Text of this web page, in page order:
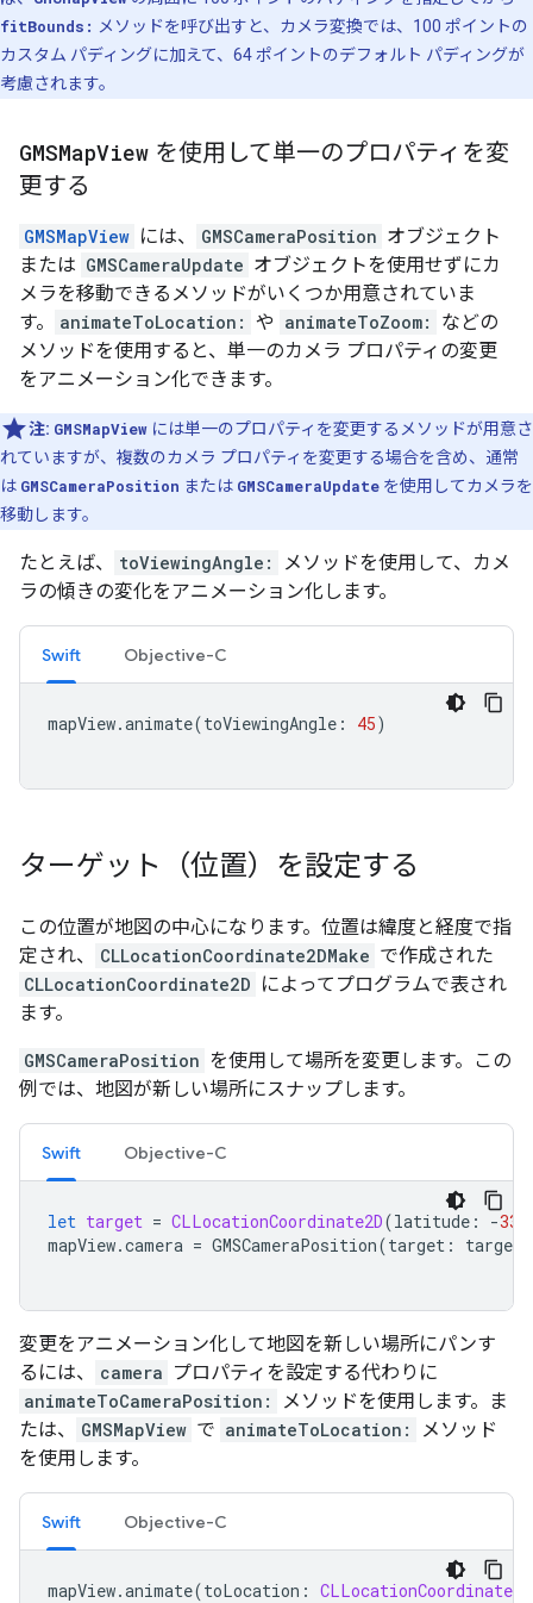
fitBounds: メソッドを呼び出すと、カメラ変換では、100 ポイントの
カスタム パディングに加えて、64 ポイントのデフォルト パディングが
考慮されます。
GMSMapView を使用して単一のプロパティを変
更する
GMSMapView には、 GMSCameraPosition オブジェクト
または GMSCameraUpdate オブジェクトを使用せずにカ
メラを移動できるメソッドがいくつか用意されていま
す。
animateToLocation: や animateToZoom:
などの
メソッドを使用すると、単一のカメラ プロパティの変更
をアニメーション化できます。
注: GMSMapView には単一のプロパティを変更するメソッドが用意さ
れていますが、複数のカメラ プロパティを変更する場合を含め、通常
は GMSCameraPosition または GMSCameraUpdate を使用してカメラを
移動します。
たとえば、 toViewingAngle:
メソッドを使用して、カメ
ラの傾きの変化をアニメーション化します。
Swift Objective-C
mapView.animate(toViewingAngle : 45)
ターゲット（位置）を設定する
この位置が地図の中心になります。位置は緯度と経度で指
定され、
CLLocationCoordinate2DMake で作成された
CLLocationCoordinate2D によってプログラムで表され
ます。
GMSCameraPosition を使用して場所を変更します。この
例では、地図が新しい場所にスナップします。
Swift Objective-C
let target = CLLocationCoordinate2D(latitude : -
mapView.camera = GMSCameraPosition(target : target
変更をアニメーション化して地図を新しい場所にパンす
るには、
camera プロパティを設定する代わりに
animateToCameraPosition:
メソッドを使用します。ま
たは、
GMSMapView で animateToLocation:
メソッド
を使用します。
Swift Objective-C
mapView.animate(toLocation : CLLocationCoordinate2D